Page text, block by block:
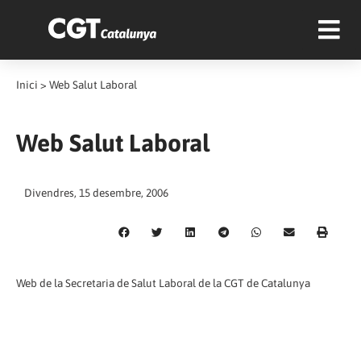
Inici > Web Salut Laboral
Web Salut Laboral
Divendres, 15 desembre, 2006
Web de la Secretaria de Salut Laboral de la CGT de Catalunya